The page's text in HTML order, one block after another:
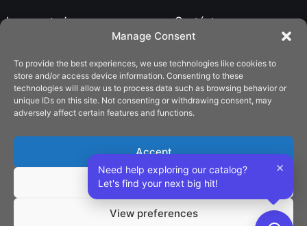
Manage Consent
To provide the best experiences, we use technologies like cookies to
store and/or access device information. Consenting to these
technologies will allow us to process data such as browsing behavior or
unique IDs on this site. Not consenting or withdrawing consent, may
adversely affect certain features and functions.
Accept
Deny
View preferences
Largometrajes
Catálogo
Contáctanos
LEGAL
Política de Cookies (UE)
Need help exploring our catalog?
Let's find your next big hit!
×